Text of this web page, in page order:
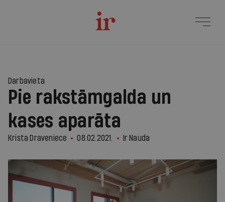
Darbavieta
Pie rakstāmgalda un
kases aparāta
Krista Draveniece 08.02.2021. Ir Nauda